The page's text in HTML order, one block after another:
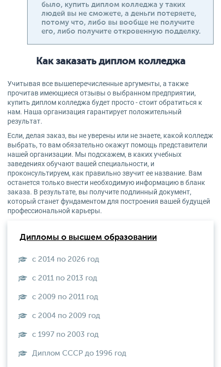
было, купить диплом колледжа у таких
людей вы не сможете, а деньги потеряете,
потому что, либо вы вообще не получите
его, либо получите откровенную подделку.
Как заказать диплом колледжа
Учитывая все вышеперечисленные аргументы, а также
прочитав имеющиеся отзывы о выбранном предприятии,
купить диплом колледжа будет просто - стоит обратиться к
нам. Наша организация гарантирует положительный
результат.
Если, делая заказ, вы не уверены или не знаете, какой колледж
выбрать, то вам обязательно окажут помощь представители
нашей организации. Мы подскажем, в каких учебных
заведениях обучают вашей специальности, и
проконсультируем, как правильно звучит ее название. Вам
останется только внести необходимую информацию в бланк
заказа. В результате, вы получите подлинный документ,
который станет фундаментом для построения вашей будущей
профессиональной карьеры.
Дипломы о высшем образовании
с 2014 по 2026 год
с 2011 по 2013 год
с 2009 по 2011 год
с 2004 по 2009 год
с 1997 по 2003 год
Диплом СССР до 1996 год